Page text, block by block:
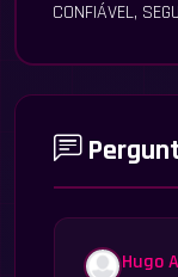
CONFIÁVEL,
Hugo